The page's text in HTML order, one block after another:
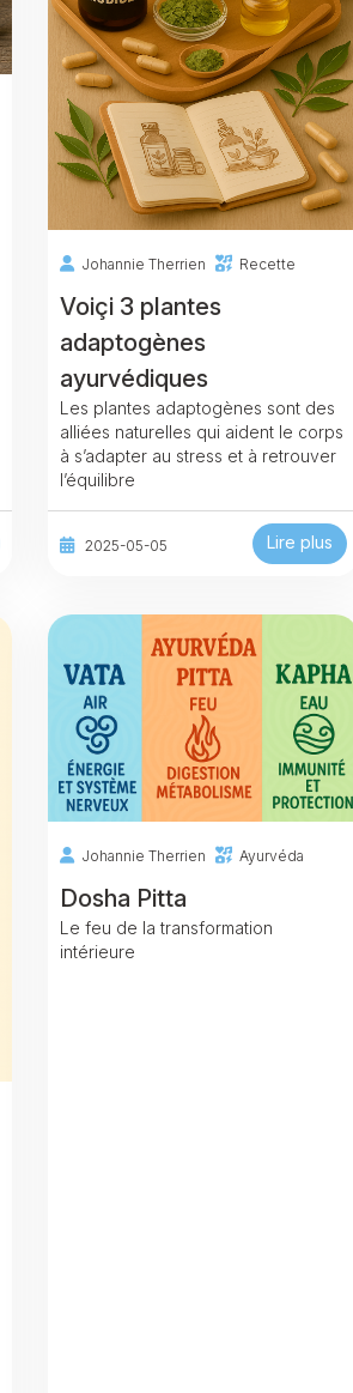
Johannie Therrien Recette
Voiçi 3 plantes
adaptogènes
ayurvédiques
Les plantes adaptogènes sont des
alliées naturelles qui aident le corps
à s’adapter au stress et à retrouver
l’équilibre
2025-05-05 Lire plus
Johannie Therrien Ayurvéda
Dosha Pitta
Le feu de la transformation
intérieure